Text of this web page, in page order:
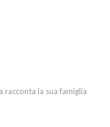
racconta la sua famiglia